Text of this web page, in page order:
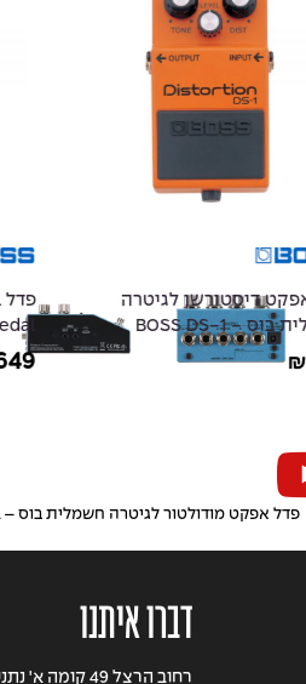
דיסטורשן לגיטרה
חשמלית בוס - BOSS DS-1
₪
פדל אפקט מודולטור לגיטרה חשמלית בוס – BOSS MD-200 Modulation Pedal
דברו איתנו
רחוב הרצל 49 קומה